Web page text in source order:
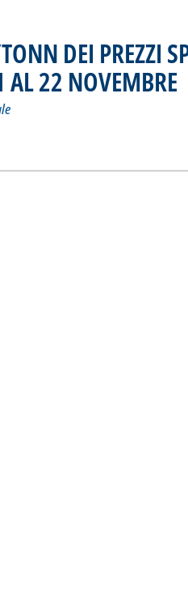
DEI PREZZI
AL 22 NOVEMBRE
IN $/TONN DEI PREZZI